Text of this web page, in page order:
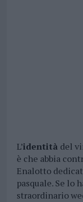
L’identità del
è che abbia
Enalotto
pasquale. Se lo
straordinario